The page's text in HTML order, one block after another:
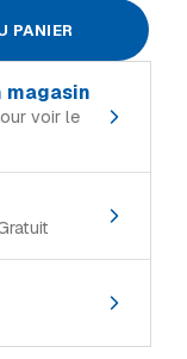
PANIER
voir le
En stock
En stock